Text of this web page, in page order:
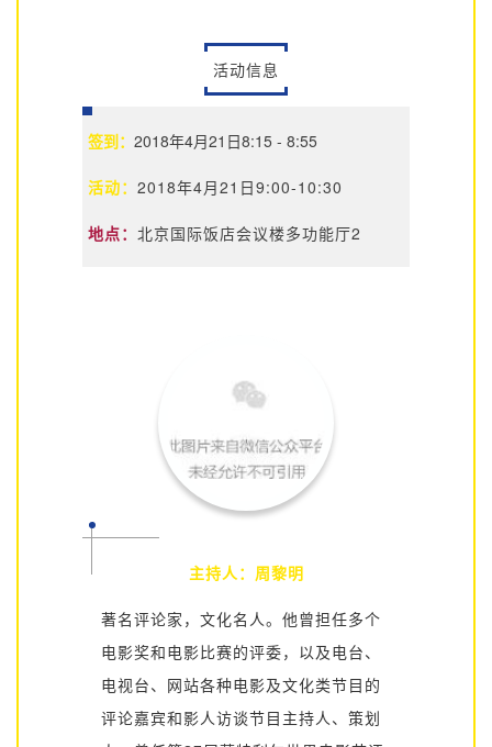
活动信息
签到： 2018年4月21日8:15 - 8:55
活动： 2018年4月21日9:00-10:30
地点： 北京国际饭店会议楼多功能厅2
主持人：周黎明
著名评论家，文化名人。他曾担任多个
电影奖和电影比赛的评委，以及电台、
电视台、网站各种电影及文化类节目的
评论嘉宾和影人访谈节目主持人、策划